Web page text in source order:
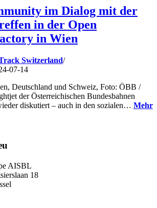
Aufträge
inmitten
anhaltender
EU-
im Dialog mit der
in der Open
in Wien
Switzerland
07-14
Deutschland und Schweiz, Foto: ÖBB /
der Österreichischen Bundesbahnen
diskutiert – auch in den sozialen… Mehr
AISBL
18